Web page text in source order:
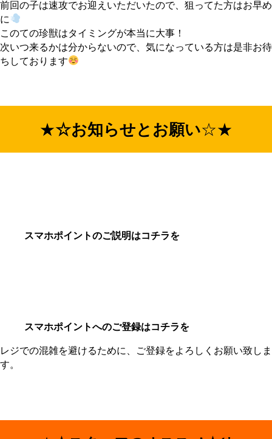
前回の子は速攻でお迎えいただいたので、狙ってた方はお早め
に
このての珍獣はタイミングが本当に大事！
次いつ来るかは分からないので、気になっている方は是非お待
ちしております
★☆お知らせとお願い☆★
スマホポイントのご説明はコチラを
スマホポイントへのご登録はコチラを
レジでの混雑を避けるために、ご登録をよろしくお願い致しま
す。